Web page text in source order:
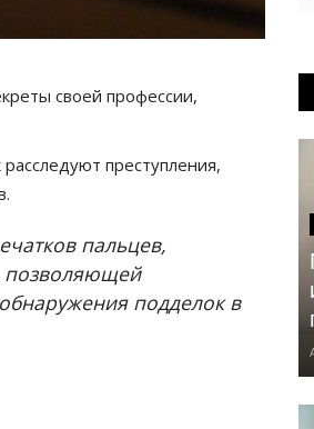
своей профессии,
преступления,
пальцев,
позволяющей
подделок в